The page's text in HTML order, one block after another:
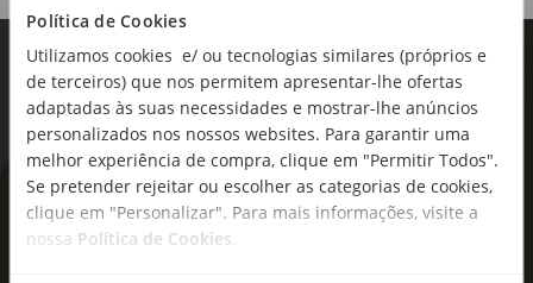
Política de Cookies
Utilizamos cookies e/ ou tecnologias similares (próprios e
de terceiros) que nos permitem apresentar-lhe ofertas
adaptadas às suas necessidades e mostrar-lhe anúncios
personalizados nos nossos websites. Para garantir uma
melhor experiência de compra, clique em "Permitir Todos".
Se pretender rejeitar ou escolher as categorias de cookies,
clique em "Personalizar". Para mais informações, visite a
nossa Política de Cookies.
Região:
Alentejo
Castas:
Alicante Bouschet, Touriga Nacional, Trincadeira
Teor alcoólico:
14,5%
Tipo de produto:
As novidades mais frescas no
seu e-mail!